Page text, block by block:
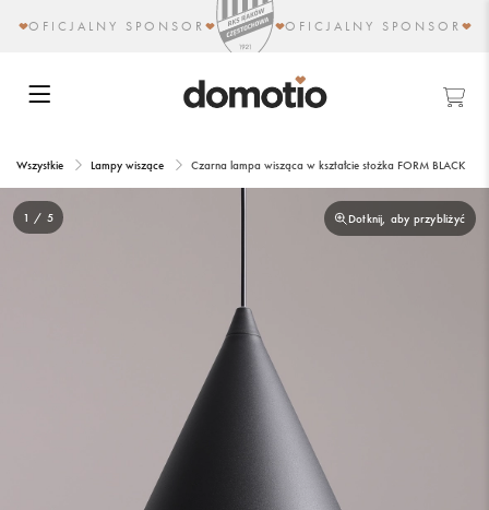
OFICJALNY SPONSOR OFICJALNY SPONSOR
Wszystkie Lampy wiszące Czarna lampa wisząca w kształcie stożka FORM BLACK
Dotknij, aby przybliżyć
1 / 5